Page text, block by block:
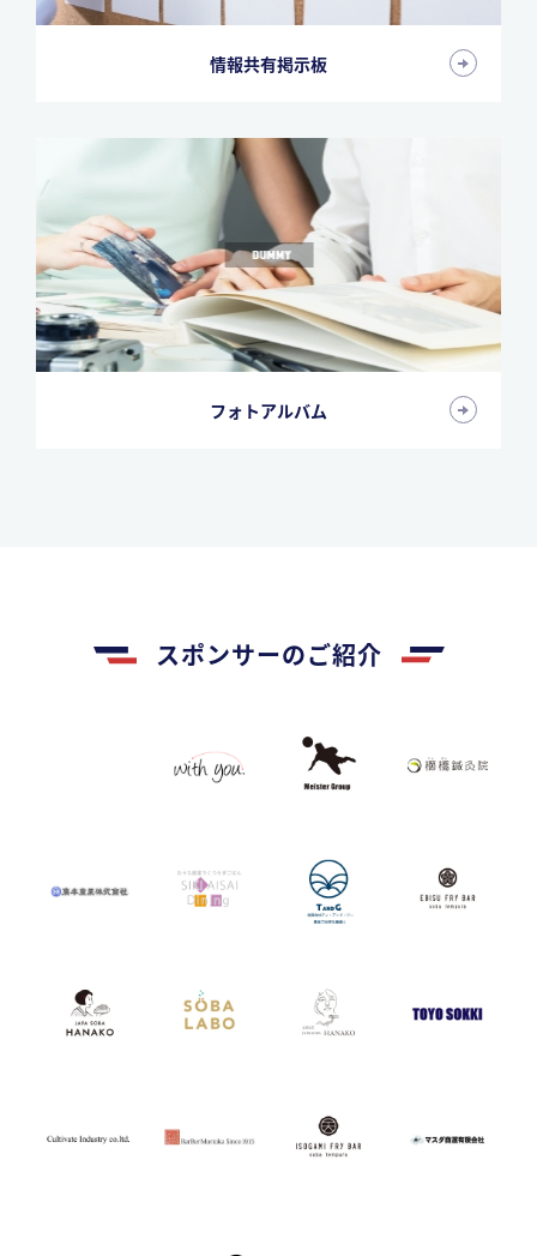
情報共有掲示板
フォトアルバム
スポンサーのご紹介